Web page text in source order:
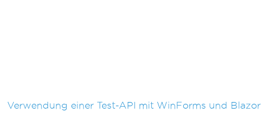
Verwendung einer Test-API mit WinForms und Blazor